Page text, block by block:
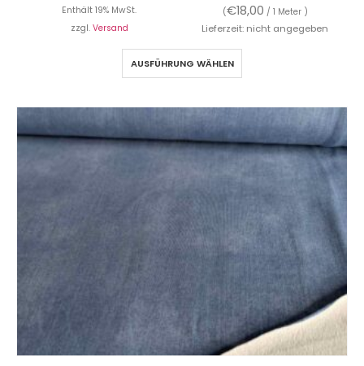
Enthält 19% MwSt. (€18,00 / 1 Meter )
zzgl. Versand Lieferzeit: nicht angegeben
AUSFÜHRUNG WÄHLEN